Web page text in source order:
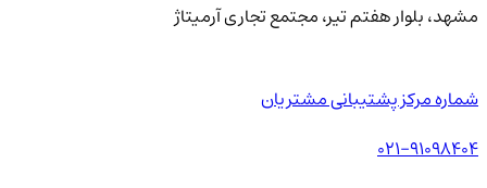
مشهد، بلوار هفتم تیر، مجتمع تجاری آرمیتاژ
شماره مرکز پشتیبانی مشتریان
021-91098404